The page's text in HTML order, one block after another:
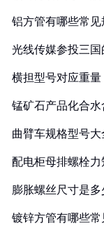
铝方管有哪些常见
光线传媒参投三
横担型号对应重量
锰矿石产品化合水
曲臂车规格型号大
配电柜母排螺栓
膨胀螺丝尺寸是多
镀锌方管有哪些